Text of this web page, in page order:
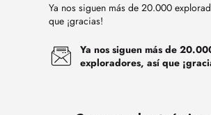
Ya nos siguen más de 20.000
que ¡gracias!
Ya nos siguen más de
exploradores, así que